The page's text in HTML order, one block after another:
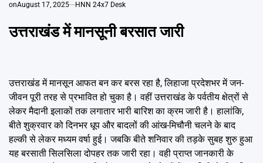
onAugust 17, 2025 HNN 24x7 Desk
उत्तराखंड में मानसूनी बरसात जारी
उत्तराखंड में मानसून आफत बन कर बरस रहा है, लिहाजा प्रदेशभर में जन-
जीवन पूरी तरह से प्रभावित हो चुका है। वहीं उत्तराखंड के पर्वतीय क्षेत्रों से
लेकर मैदानी इलाकों तक लगातार भारी बारिश का क्रम जारी है। हालांकि,
बीते शुक्रवार को दिनभर धूप और बादलों की आंख-मिचौनी चलने के बाद
हल्की से लेकर मध्यम वर्षा हुई। जबकि बीते शनिवार की तड़के सुबह शुरु हुआ
यह बरसाती सिलसिला दोपहर तक जारी रहा। वही प्राप्त जानकारी के